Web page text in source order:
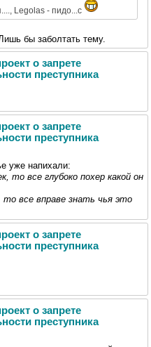
Legolas - пидо...с
бы заболтать тему.
о запрете
преступника
о запрете
преступника
уже напихали:
то все глубоко похер какой он
то все вправе знать чья это
о запрете
преступника
о запрете
преступника